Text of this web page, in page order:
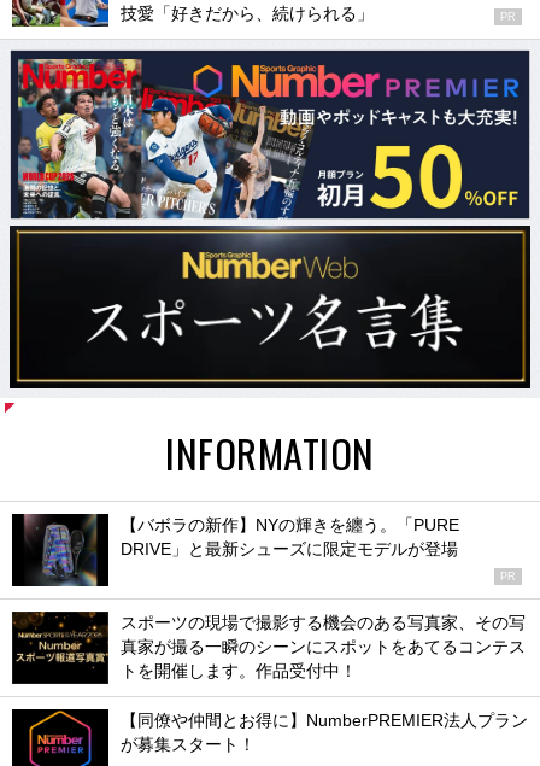
技愛「好きだから、続けられる」
PR
INFORMATION
【バボラの新作】NYの輝きを纏う。「PURE
DRIVE」と最新シューズに限定モデルが登場
PR
スポーツの現場で撮影する機会のある写真家、その写
真家が撮る一瞬のシーンにスポットをあてるコンテス
トを開催します。作品受付中！
【同僚や仲間とお得に】NumberPREMIER法人プラン
が募集スタート！